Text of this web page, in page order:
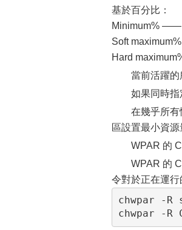
基於百分比：
Minimum% ——
Soft
Hard
當前活躍的
如果同時指
在幾乎所
區設置最小資
WPAR 的
WPAR 的
令對於正在運行
chwpar -R